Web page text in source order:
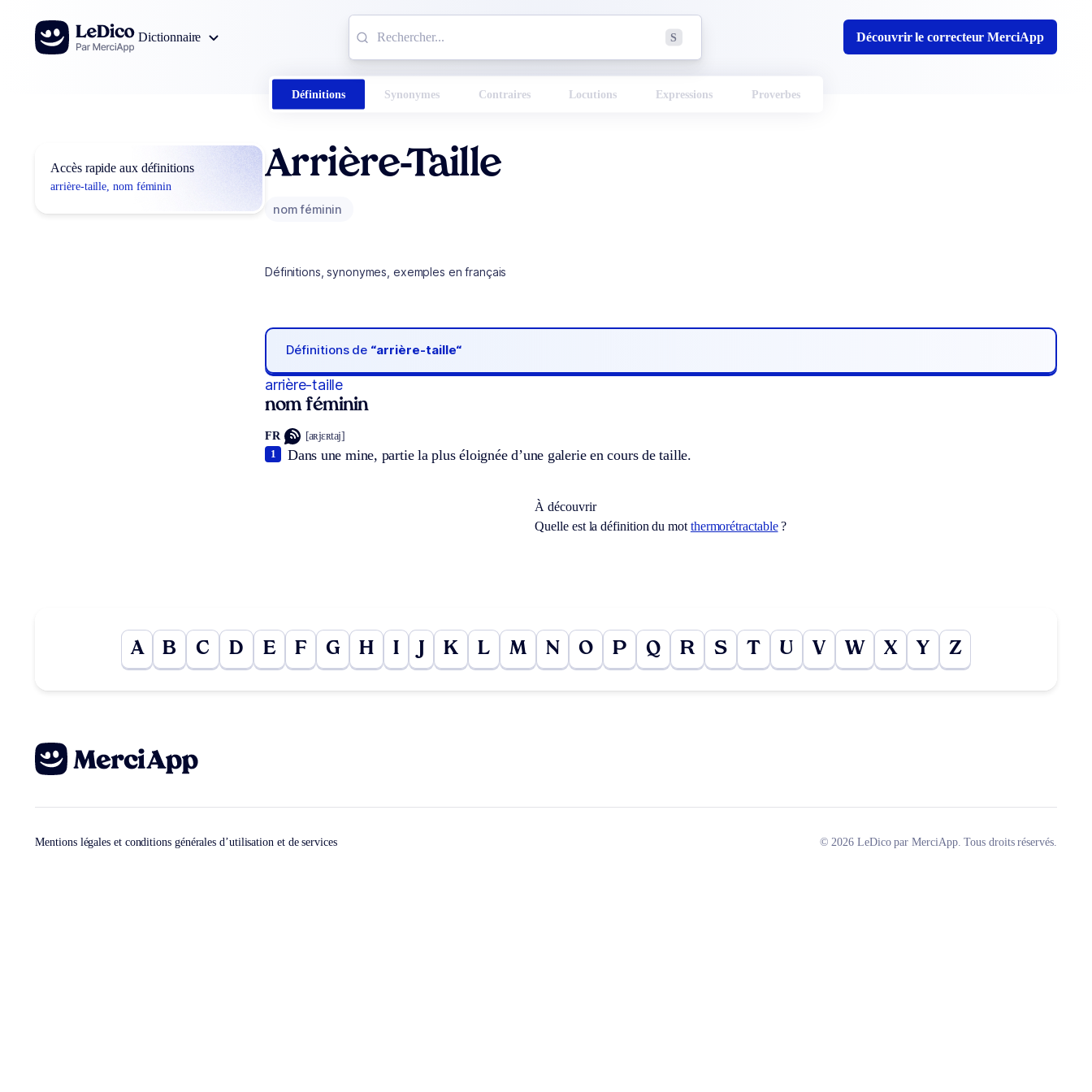
Aller au contenu
Dictionnaire
S Découvrir le correcteur MerciApp
Définitions Synonymes Contraires Locutions Expressions Proverbes
Accès rapide aux définitions
arrière-taille, nom féminin
Arrière-Taille
nom féminin
Définitions, synonymes, exemples en français
Définitions de “arrière-taille“
arrière-taille
nom féminin
FR [aʀjɛʀtaj]
Dans une mine, partie la plus éloignée d’une galerie en cours de taille.
1
À découvrir
Quelle est la définition du mot thermorétractable?
A B C D E F G H I K L M N O P Q R S T U V W X Y Z
Mentions légales et conditions générales d’utilisation et de services © 2026 LeDico par MerciApp. Tous droits réservés.